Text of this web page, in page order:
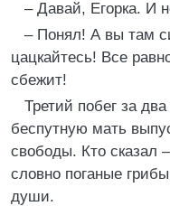
– Давай, Егорка. И
– Понял! А вы там
цацкайтесь! Все
сбежит!
Третий побег за
беспутную мать
свободы. Кто сказал
словно поганые
души.